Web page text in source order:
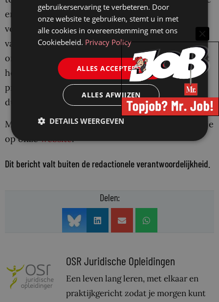
en de onderwijsinspectie. Na deze
verdiepingscursus ben je volledig op de hoogte
van actuele juridische en bestuurlijke vragen
omtrent publiek-private samenwerking. Dat geeft
houvast om concrete vragen in de dagelijkse
praktijk (als adviseur, of als beleidsmaker) te
duiden en in perspectief te plaatsen.
Meer informatie over de verdiepingscursus vind je
op onzewebsite.
Dit bericht valt buiten de redactionele verantwoordelijkheid.
Delen:
OSR Juridische Opleidingen
Een leven lang leren, met elkaar en
praktijkgericht zodat je morgen kunt
gebruikerservaring te verbeteren. Door
onze website te gebruiken, stemt u in met
alle cookies in overeenstemming met ons
Cookiebeleid. Privacy Policy
ALLES ACCEPTEREN
ALLES AFWIJZEN
DETAILS WEERGEVEN